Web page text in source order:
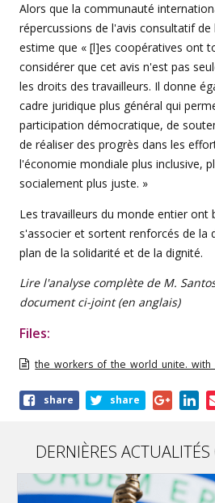
Alors que la communauté
répercussions de l'avis consultatif de
estime que « [l]es coopératives ont
considérer que cet avis n'est pas
les droits des travailleurs. Il donne
cadre juridique plus général qui
participation démocratique, de
de réaliser des progrès dans les
l'économie mondiale plus inclusive,
socialement plus juste. »
Les travailleurs du monde entier ont
s'associer et sortent renforcés de la
plan de la solidarité et de la dignité.
Lire l'analyse complète de M.
document ci-joint (en anglais)
Files:
Shareshare share
DERNIÈRES